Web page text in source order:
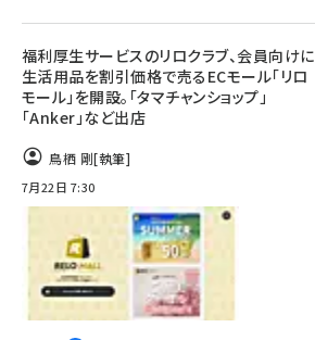
福利厚生サービスのリロクラブ、会員向けに
生活用品を割引価格で売るECモール「リロ
モール」を開設。「タマチャンショップ」
「Anker」など出店
鳥栖 剛[執筆]
7月22日 7:30